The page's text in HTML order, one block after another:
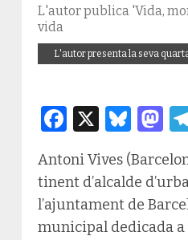
L'autor publica 'Vida,
vida
L'autor presenta la seva
Facebook
X
Antoni Vives
tinent d’alcalde
l’ajuntament de
municipal dedicada a